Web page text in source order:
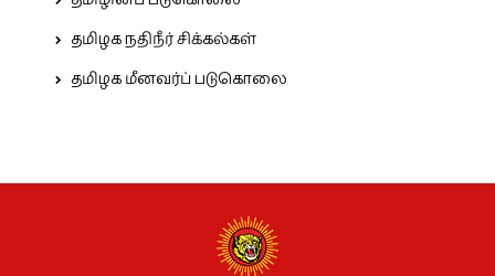
தமிழக நதிநீர் சிக்கல்கள்
தமிழக மீனவர்ப் படுகொலை